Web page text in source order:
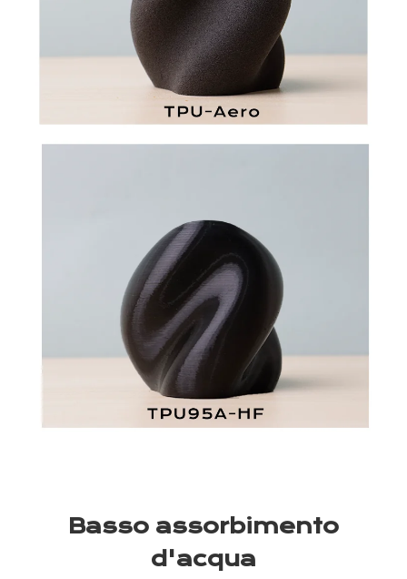
Basso assorbimento
d'acqua